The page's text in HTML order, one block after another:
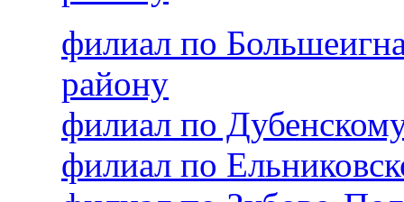
филиал по
району
филиал по
филиал по